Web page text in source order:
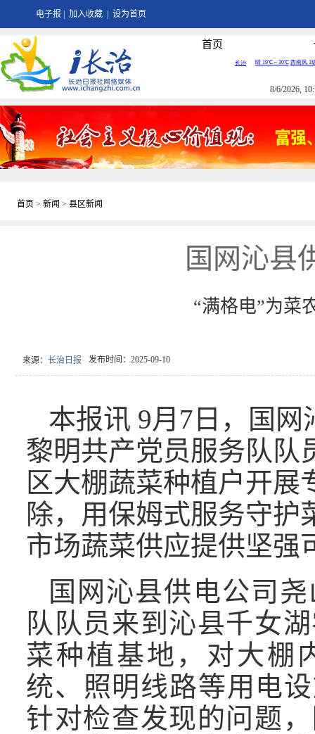
电子报 加入收藏 设为首页
首页
8/6/2026,
首页 > 新闻 > 县区新闻
国网沁县
“满格电”为菜
来源： 长治日报 发布时间：2025-09-10
本报讯 9月7日，国
黎明共产党员服务队队
区大棚蔬菜种植户开展
除，用保姆式服务守护
市场蔬菜供应提供坚强
国网沁县供电公司
队队员来到沁县千女
菜种植基地，对大棚
统、照明线路等用电
针对检查发现的问题